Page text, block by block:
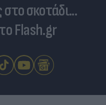
στο σκοτάδι...
Flash.gr